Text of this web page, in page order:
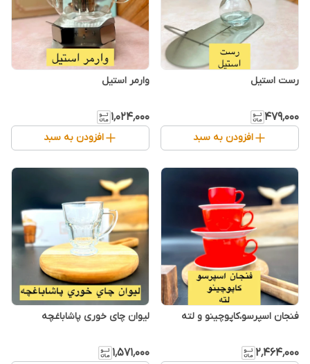
رست استیل
۴۷۹٬۰۰۰
افزودن به سبد
وارمر استیل
۱٬۰۲۴٬۰۰۰
افزودن به سبد
فنجان اسپرسو،کاپوچینو و لته
۲٬۴۶۴٬۰۰۰
لیوان چای خوری پاشاباغچه
۱٬۵۷۱٬۰۰۰